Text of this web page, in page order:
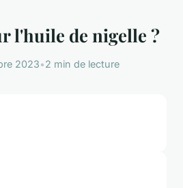
l'huile de nigelle ?
2023•2 min de lecture